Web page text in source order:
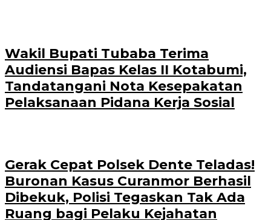
Wakil Bupati Tubaba Terima
Audiensi Bapas Kelas II Kotabumi,
Tandatangani Nota Kesepakatan
Pelaksanaan Pidana Kerja Sosial
Gerak Cepat Polsek Dente Teladas!
Buronan Kasus Curanmor Berhasil
Dibekuk, Polisi Tegaskan Tak Ada
Ruang bagi Pelaku Kejahatan